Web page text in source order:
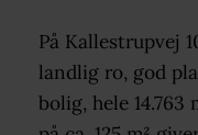
På Kallestrupvej
landlig ro, god
bolig, hele